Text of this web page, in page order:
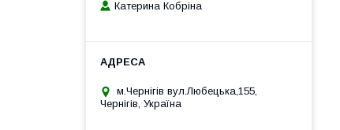
Катерина Кобріна
м.Чернігів вул.Любецька,155,
Чернігів, Україна